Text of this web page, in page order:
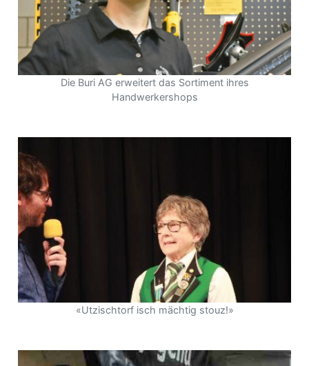
Die Buri AG erweitert das Sortiment ihres
Handwerkershops
«Utzischtorf isch mächtig stouz!»